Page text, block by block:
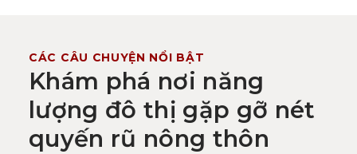
CÁC CÂU CHUYỆN NỔI BẬT
Khám phá nơi năng
lượng đô thị gặp gỡ nét
quyến rũ nông thôn